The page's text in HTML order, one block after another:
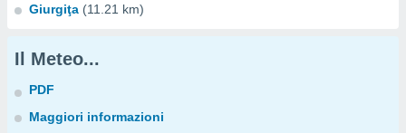
Giurgiţa (11.21 km)
Il Meteo...
PDF
Maggiori informazioni